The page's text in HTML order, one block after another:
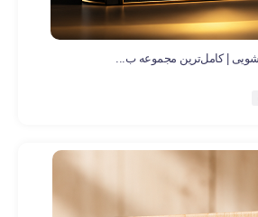
| کامل‌ترین مجموعه ب...